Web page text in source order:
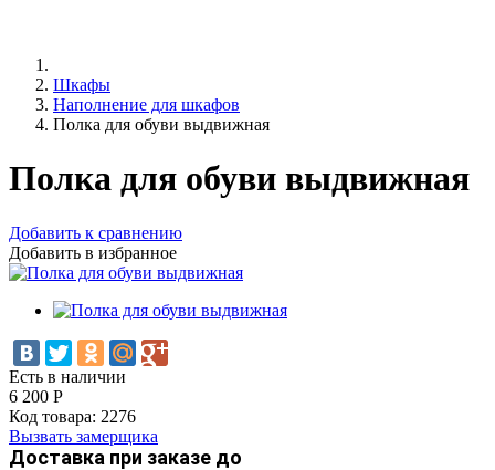
Шкафы
Наполнение для шкафов
Полка для обуви выдвижная
Полка для обуви выдвижная
Добавить к сравнению
Добавить в избранное
Есть в наличии
6 200 Р
Код товара: 2276
Вызвать замерщика
Доставка при заказе до